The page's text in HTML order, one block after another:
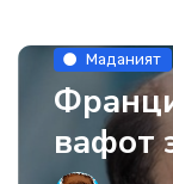
Маданият
вафот